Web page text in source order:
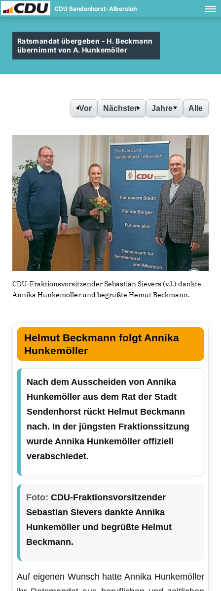
CDU Sendenhorst-Albersloh
Ratsmandat übergeben - H. Beckmann
übernimmt von A. Hunkemöller
Vor Nächster Jahre Alle
CDU-Fraktionsvorsitzender Sebastian Sievers (v.l.) dankte
Annika Hunkemöller und begrüßte Hemut Beckmann.
Helmut Beckmann folgt Annika
Hunkemöller
Nach dem Ausscheiden von Annika
Hunkemöller aus dem Rat der Stadt
Sendenhorst rückt Helmut Beckmann
nach. In der jüngsten Fraktionssitzung
wurde Annika Hunkemöller offiziell
verabschiedet.
Foto: CDU-Fraktionsvorsitzender
Sebastian Sievers dankte Annika
Hunkemöller und begrüßte Helmut
Beckmann.
Auf eigenen Wunsch hatte Annika Hunkemöller